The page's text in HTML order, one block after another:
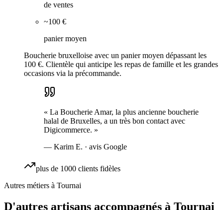
de ventes
~100 €
panier moyen
Boucherie bruxelloise avec un panier moyen dépassant les
100 €. Clientèle qui anticipe les repas de famille et les grandes
occasions via la précommande.
« La Boucherie Amar, la plus ancienne boucherie
halal de Bruxelles, a un très bon contact avec
Digicommerce. »
— Karim E. · avis Google
plus de 1000 clients fidèles
Autres métiers à Tournai
D'autres artisans accompagnés à Tournai